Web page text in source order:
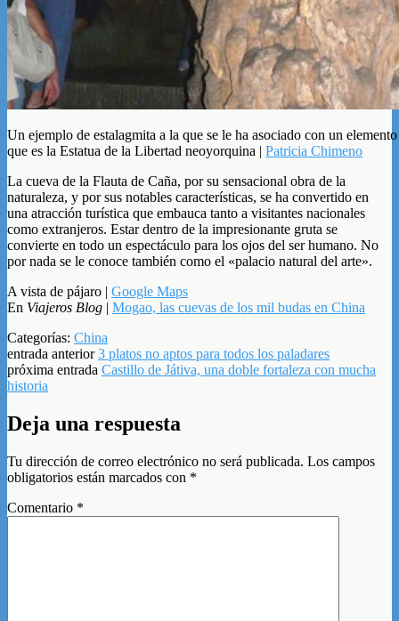
Un ejemplo de estalagmita a la que se le ha asociado con un
que es la Estatua de la Libertad neoyorquina | Patricia Chimeno
La cueva de la Flauta de Caña, por su sensacional obra de la
naturaleza, y por sus notables características, se ha convertido en
una atracción turística que embauca tanto a visitantes nacionales
como extranjeros. Estar dentro de la impresionante gruta se
convierte en todo un espectáculo para los ojos del ser humano. No
por nada se le conoce también como el «palacio natural del arte».
A vista de pájaro | Google Maps
En Viajeros Blog | Mogao, las cuevas de los mil budas en China
Categorías: China
entrada anterior3 platos no aptos para todos los paladares
próxima entrada Castillo de Játiva, una doble fortaleza con mucha
historia
Deja una respuesta
Tu dirección de correo electrónico no será publicada. Los campos
obligatorios están marcados con *
Comentario *